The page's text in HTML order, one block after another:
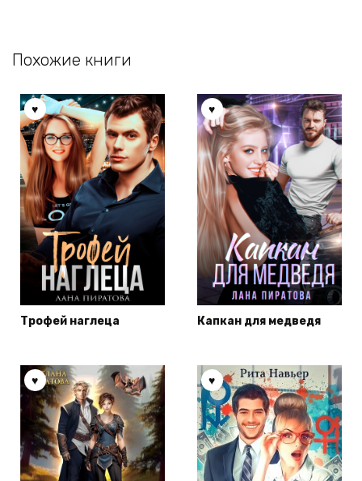
Похожие книги
Трофей наглеца Капкан для медведя